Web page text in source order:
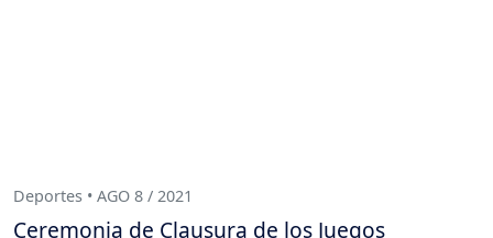
Deportes • AGO 8 / 2021
Ceremonia de Clausura de los Juegos